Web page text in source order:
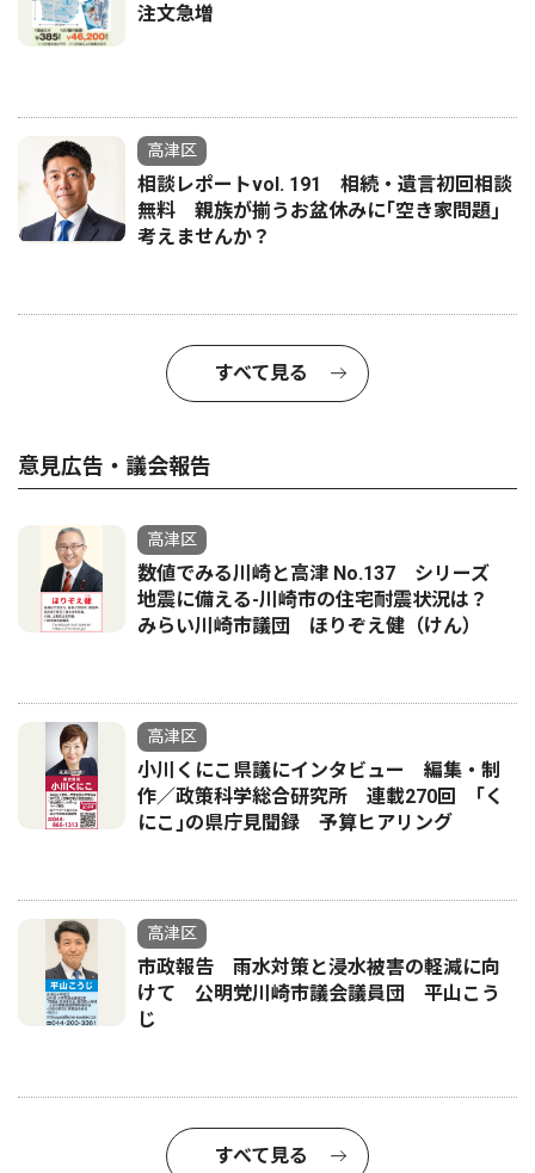
注文急増
高津区
相談レポートvol. 191 相続・遺言初回相談
無料 親族が揃うお盆休みに｢空き家問題｣
考えませんか？
すべて見る
意見広告・議会報告
高津区
数値でみる川崎と高津 No.137 シリーズ
地震に備える-川崎市の住宅耐震状況は？
みらい川崎市議団 ほりぞえ健（けん）
高津区
小川くにこ県議にインタビュー 編集・制
作／政策科学総合研究所 連載270回 ｢く
にこ｣の県庁見聞録 予算ヒアリング
高津区
市政報告 雨水対策と浸水被害の軽減に向
けて 公明党川崎市議会議員団 平山こう
じ
すべて見る